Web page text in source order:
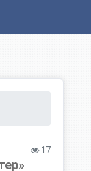
17